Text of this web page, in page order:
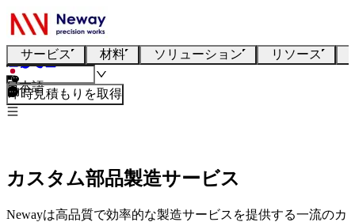
サービス 材料 ソリューション リソース
日本語
即時見積もりを取得
カスタム部品製造サービス
Newayは高品質で効率的な製造サービスを提供する一流のカ